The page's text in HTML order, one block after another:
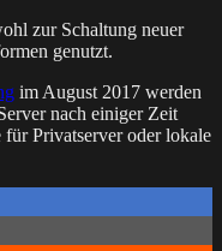
zur Schaltung neuer
genutzt.
im August 2017 werden
nach einiger Zeit
Privatserver oder lokale